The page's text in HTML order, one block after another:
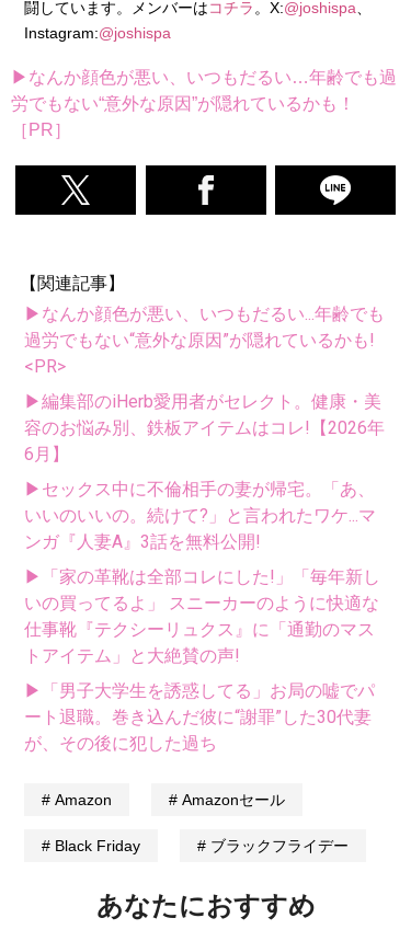
闘しています。メンバーはコチラ 。X:@joshispa
Instagram:@joshispa
▶なんか顔色が悪い、いつもだるい…年齢でも過
労でもない“意外な原因”が隠れているかも！
［PR］
【関連記事】
▶なんか顔色が悪い、いつもだるい...年齢でも
過労でもない“意外な原因”が隠れているかも!
<PR>
▶編集部のiHerb愛用者がセレクト。健康・美
容のお悩み別、鉄板アイテムはコレ!【2026年
6月】
▶セックス中に不倫相手の妻が帰宅。「あ、
いいのいいの。続けて?」と言われたワケ...マ
ンガ『人妻A』3話を無料公開!
▶「家の革靴は全部コレにした!」「毎年新し
いの買ってるよ」 スニーカーのように快適な
仕事靴『テクシーリュクス』に「通勤のマス
トアイテム」と大絶賛の声!
▶「男子大学生を誘惑してる」お局の嘘でパ
ート退職。巻き込んだ彼に“謝罪”した30代妻
が、その後に犯した過ち
Amazon Amazonセール
Black Friday ブラックフライデー
あなたにおすすめ